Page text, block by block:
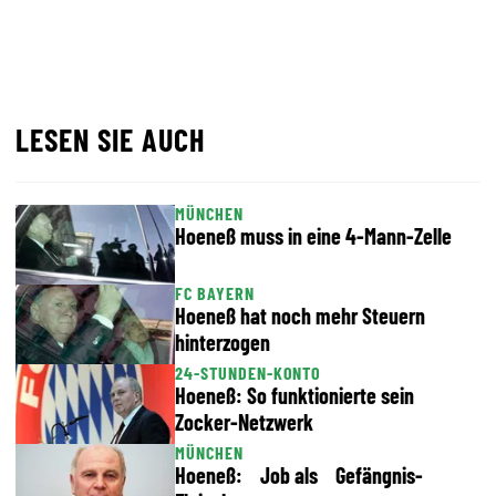
LESEN SIE AUCH
MÜNCHEN
Hoeneß muss in eine 4-Mann-Zelle
FC BAYERN
Hoeneß hat noch mehr Steuern
hinterzogen
24-STUNDEN-KONTO
Hoeneß: So funktionierte sein
Zocker-Netzwerk
MÜNCHEN
Hoeneß: Job als Gefängnis-